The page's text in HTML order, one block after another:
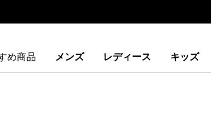
め商品 メンズ レディース キッズ